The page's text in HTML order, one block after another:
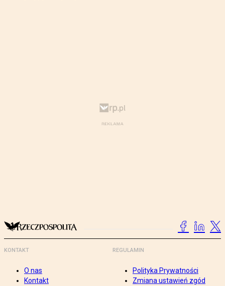
KONTAKT
O nas
Kontakt
REGULAMIN
Polityka Prywatności
Zmiana ustawień zgód